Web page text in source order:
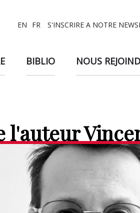
EN FR S'INSCRIRE A NOTRE
BIBLIO NOUS
l'auteur